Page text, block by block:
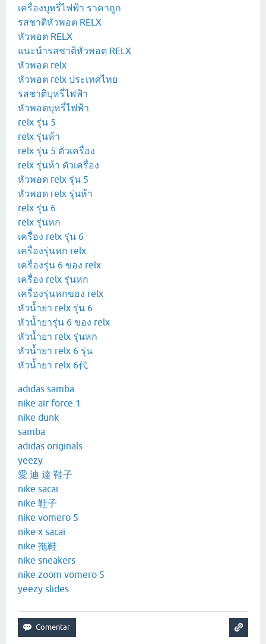
เครื่องบุหรี่ไฟฟ้า ราคาถูก
รสชาติหัวพอต RELX
หัวพอต RELX
แนะนำรสชาติหัวพอต RELX
หัวพอต relx
หัวพอต relx ประเทศไทย
รสชาติบุหรี่ไฟฟ้า
หัวพอตบุหรี่ไฟฟ้า
relx รุ่น 5
relx รุ่นห้า
relx รุ่น 5 ตัวเครื่อง
relx รุ่นห้า ตัวเครื่อง
หัวพอด relx รุ่น 5
หัวพอด relx รุ่นห้า
relx รุ่น 6
relx รุ่นหก
เครื่อง relx รุ่น 6
เครื่องรุ่นหก relx
เครื่องรุ่น 6 ของ relx
เครื่อง relx รุ่นหก
เครื่องรุ่นหกของ relx
หัวน้ำยา relx รุ่น 6
หัวน้ำยารุ่น 6 ของ relx
หัวน้ำยา relx รุ่นหก
หัวน้ำยา relx 6 รุ่น
หัวน้ำยา relx 6代
adidas samba
nike air force 1
nike dunk
samba
adidas originals
yeezy
愛 迪 達 鞋子
nike sacai
nike 鞋子
nike vomero 5
nike x sacai
nike 拖鞋
nike sneakers
nike zoom vomero 5
yeezy slides